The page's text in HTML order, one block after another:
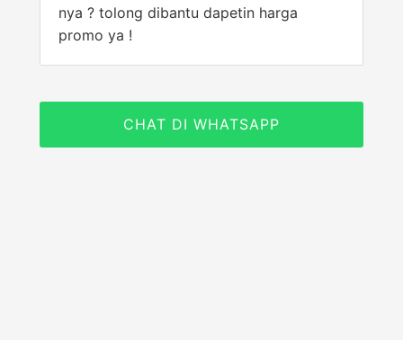
nya ? tolong dibantu dapetin harga
promo ya !
CHAT DI WHATSAPP